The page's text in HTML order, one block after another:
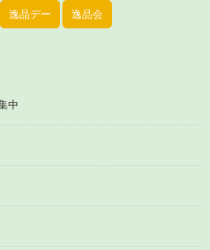
逸品デー 逸品会
中